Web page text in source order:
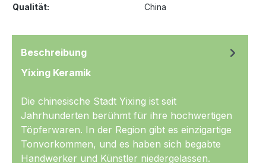
Qualität:
China
Beschreibung
Yixing Keramik
Die chinesische Stadt Yixing ist seit
Jahrhunderten berühmt für ihre hochwertigen
Töpferwaren. In der Region gibt es einzigartige
Tonvorkommen, und es haben sich begabte
Handwerker und Künstler niedergelassen.